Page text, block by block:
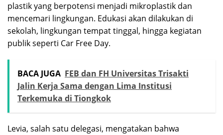
plastik yang berpotensi menjadi mikroplastik dan
mencemari lingkungan. Edukasi akan dilakukan di
sekolah, lingkungan tempat tinggal, hingga kegiatan
publik seperti Car Free Day.
BACA JUGA FEB dan FH Universitas Trisakti
Jalin Kerja Sama dengan Lima Institusi
Terkemuka di Tiongkok
Levia, salah satu delegasi, mengatakan bahwa